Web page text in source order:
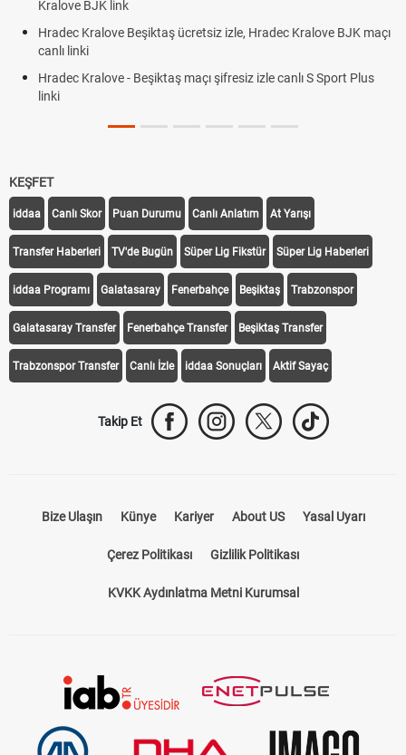
Beşiktaş ücretsiz izle, Hradec Kralove BJK maçı
- Beşiktaş maçı şifresiz izle canlı S Sport Plus
Plonjon Nedir?
KEŞFET
iddaa Canlı Skor Puan Durumu Canlı Anlatım At Yarışı
Transfer Haberleri TV'de Bugün Süper Lig Fikstür Süper Lig Haberleri
iddaa Programı Galatasaray Fenerbahçe Beşiktaş Trabzonspor
Galatasaray Transfer Fenerbahçe Transfer Beşiktaş Transfer
Trabzonspor Transfer Canlı İzle iddaa Sonuçları Aktif Sayaç
Takip Et
Bize Ulaşın Künye Kariyer About US Yasal Uyarı
Çerez Politikası Gizlilik Politikası
KVKK Aydınlatma Metni Kurumsal